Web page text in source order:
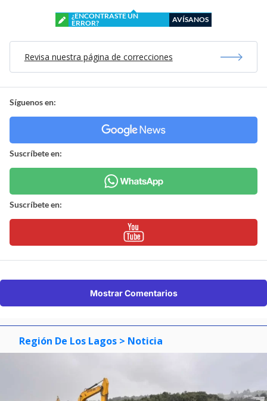
¿ENCONTRASTE UN
ERROR?
AVÍSANOS
Revisa nuestra página de correcciones
Síguenos en:
Suscríbete en:
Suscríbete en:
Mostrar Comentarios
Región De Los Lagos > Noticia